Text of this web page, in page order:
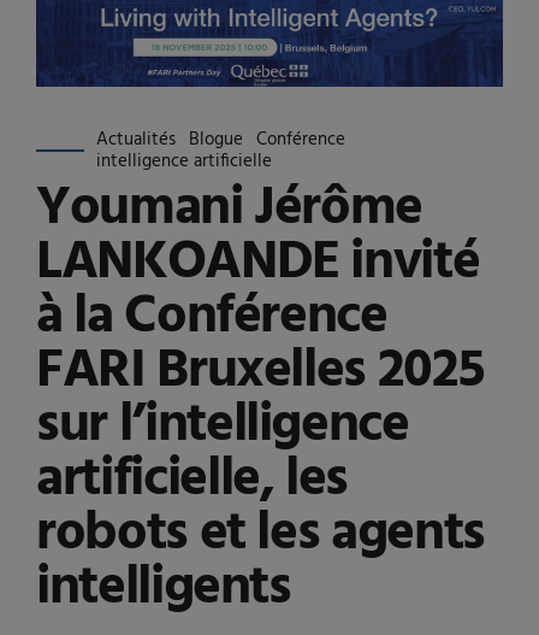
Actualités Blogue Conférence
intelligence artificielle
Youmani Jérôme
LANKOANDE invité
à la Conférence
FARI Bruxelles 2025
sur l’intelligence
artificielle, les
robots et les agents
intelligents